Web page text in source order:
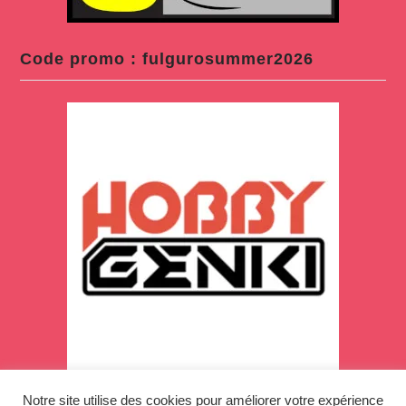
Code promo : fulgurosummer2026
Notre site utilise des cookies pour améliorer votre expérience